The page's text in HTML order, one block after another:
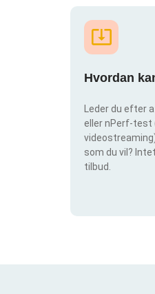
Hvordan
Leder du
eller nPerf-test
som du vil?
tilbud.